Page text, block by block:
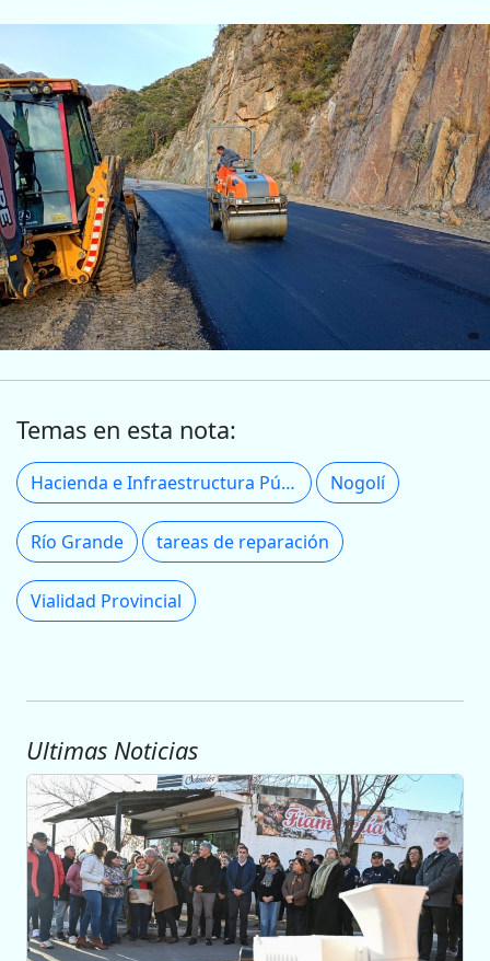
Temas en esta nota:
Hacienda e Infraestructura Pública Nogolí
Río Grande tareas de reparación
Vialidad Provincial
Ultimas Noticias